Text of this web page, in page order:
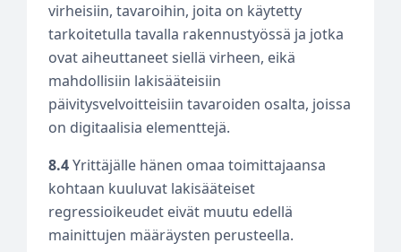
virheisiin, tavaroihin, joita on käytetty
tarkoitetulla tavalla rakennustyössä ja jotka
ovat aiheuttaneet siellä virheen, eikä
mahdollisiin lakisääteisiin
päivitysvelvoitteisiin tavaroiden osalta, joissa
on digitaalisia elementtejä.
8.4Yrittäjälle hänen omaa toimittajaansa
kohtaan kuuluvat lakisääteiset
regressioikeudet eivät muutu edellä
mainittujen määräysten perusteella.